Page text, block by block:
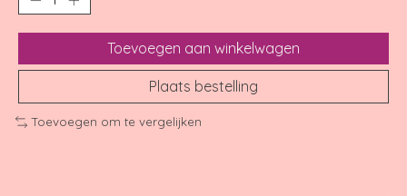
Toevoegen aan winkelwagen
Plaats bestelling
Toevoegen om te vergelijken